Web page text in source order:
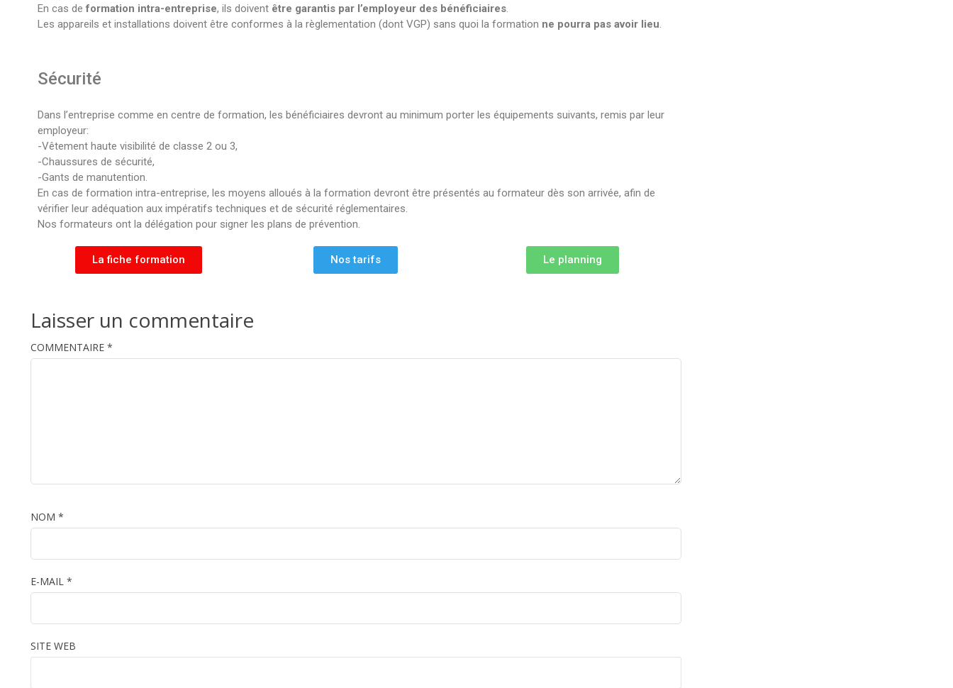
En cas deformation intra-entreprise, ils doivent être garantis par l’employeur des bénéficiaires
Les appareils et installations doivent être conformes à la règlementation (dont VGP) sans quoi la formation ne pourra pas avoir lieu
Sécurité
Dans l’entreprise comme en centre de formation, les bénéficiaires devront au minimum porter les équipements suivants, remis par leur
employeur:
-Vêtement haute visibilité de classe 2 ou 3,
-Chaussures de sécurité,
-Gants de manutention.
En cas de formation intra-entreprise, les moyens alloués à la formation devront être présentés au formateur dès son arrivée, afin de
vérifier leur adéquation aux impératifs techniques et de sécurité réglementaires.
Nos formateurs ont la délégation pour signer les plans de prévention.
La fiche formation Nos tarifs Le planning
Laisser un commentaire
COMMENTAIRE *
NOM *
E-MAIL *
SITE WEB